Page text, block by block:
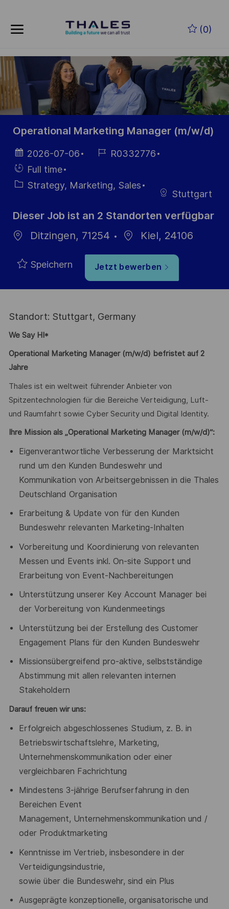
(0)
-
Operational Marketing Manager (m/w/d)
Datum der
Veröffentlichung
2026-07-06
Job- R0332776
Einstellunngstyp
Full time
Kategorie
Strategy, Marketing, Sales
Stuttgart
Dieser Job ist an 2 Standorten verfügbar
Ditzingen, 71254
Kiel, 24106
Speichern Jetzt bewerben
Standort: Stuttgart, Germany
We Say HI*
Operational Marketing Manager (m/w/d) befristet auf 2
Jahre
Thales ist ein weltweit führender Anbieter von
Spitzentechnologien für die Bereiche Verteidigung, Luft-
und Raumfahrt sowie Cyber Security und Digital Identity.
Ihre Mission als „Operational Marketing Manager (m/w/d)“:
Eigenverantwortliche Verbesserung der Marktsicht
rund um den Kunden Bundeswehr und
Kommunikation von Arbeitsergebnissen in die Thales
Deutschland Organisation
Erarbeitung & Update von für den Kunden
Bundeswehr relevanten Marketing-Inhalten
Vorbereitung und Koordinierung von relevanten
Messen und Events inkl. On-site Support und
Erarbeitung von Event-Nachbereitungen
Unterstützung unserer Key Account Manager bei
der Vorbereitung von Kundenmeetings
Unterstützung bei der Erstellung des Customer
Engagement Plans für den Kunden Bundeswehr
Missionsübergreifend pro-aktive, selbstständige
Abstimmung mit allen relevanten internen
Stakeholdern
Darauf freuen wir uns:
Erfolgreich abgeschlossenes Studium, z. B. in
Betriebswirtschaftslehre, Marketing,
Unternehmenskommunikation oder einer
vergleichbaren Fachrichtung
Mindestens 3-jährige Berufserfahrung in den
Bereichen Event
Management, Unternehmenskommunikation und /
oder Produktmarketing
Kenntnisse im Vertrieb, insbesondere in der
Verteidigungsindustrie,
sowie über die Bundeswehr, sind ein Plus
Ausgeprägte konzeptionelle, organisatorische und